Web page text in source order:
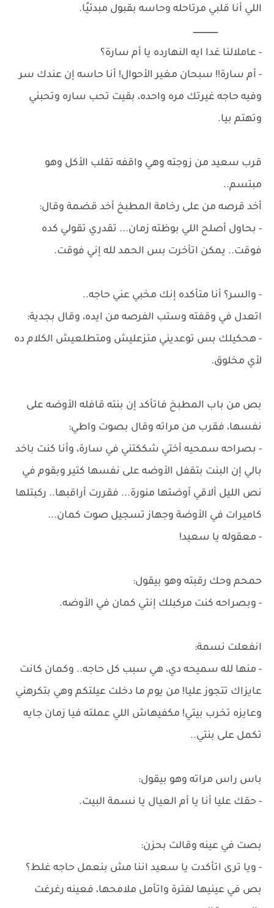
اللي أنا قلبي مرتاحله وحاسه بقبول مبدئيًا.
ــــــــــــــــــــ
- عاملالنا غدا ايه النهارده يا أم سارة؟
- أم سارة!! سبحان مغير الأحوال! أنا حاسه إن عندك سر
وفيه حاجه غيرتك مره واحده، بقيت تحب ساره وتحبني
وتهتم بيا.
قرب سعيد من زوجته وهي واقفه تقلب الأكل وهو
مبتسم..
أخد قرصه من على رخامة المطبخ أخد قضمة وقال:
- بحاول أصلح اللي بوظته زمان... تقدري تقولي كده
فوقت.. يمكن اتأخرت بس الحمد لله إني فوقت.
- والسر؟ أنا متأكده إنك مخبي عني حاجه..
اتعدل في وقفته وستب الفرصه من ايده، وقال بجدية:
- هحكيلك بس توعديني متزعليش ومتطلعيش الكلام ده
لأي مخلوق.
بص من باب المطبخ فاتأكد إن بنته قافله الأوضه على
نفسها، فقرب من مراته وقال بصوت واطي:
- بصراحه سمحيه أختي شككتني في سارة، وأنا كنت باخد
بالي إن البنت بتقفل الأوضه على نفسها كتير وبقوم في
نص الليل ألاقي أوضتها منورة... فقررت أراقبها.. ركبتلها
كاميرات في الأوضة وجهاز تسجيل صوت كمان...
- معقوله يا سعيد!
حمحم وحك رقبته وهو بيقول:
- وبصراحه كنت مركبلك إنتي كمان في الأوضه.
انفعلت نسمة:
- منها لله سميحه دي، هي سبب كل حاجه.. وكمان كانت
عايزاك تتجوز عليا! من يوم ما دخلت عيلتكم وهي بتكرهني
وعايزه تخرب بيتي! مكفيهاش اللي عملته فيا زمان جايه
تكمل على بنتي..
باس راس مراته وهو بيقول:
- حقك عليا أنا يا أم العيال يا نسمة البيت.
بصت في عينه وقالت بحزن:
- ويا ترى اتأكدت يا سعيد اننا مش بنعمل حاجه غلط؟
بص في عينيها لفترة واتأمل ملامحها، فعينه رغرغت